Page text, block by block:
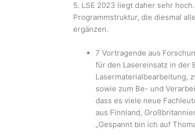
5. LSE 2023 liegt daher sehr
Programmstruktur, die diesmal
ergänzen.
7 Vortragende aus
für den Lasereinsatz in der
Lasermaterialbearbeitung,
sowie zum Be- und
dass es viele neue
aus Finnland,
„Gespannt bin ich auf